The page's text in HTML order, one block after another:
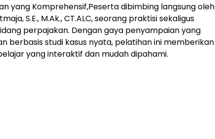
yang Komprehensif,Peserta dibimbing langsung oleh
S.E., M.Ak., CT.ALC, seorang praktisi sekaligus
perpajakan. Dengan gaya penyampaian yang
berbasis studi kasus nyata, pelatihan ini memberikan
yang interaktif dan mudah dipahami.